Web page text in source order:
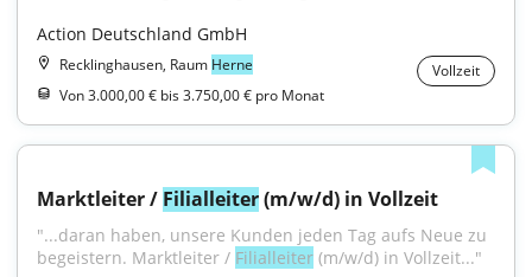
Action Deutschland GmbH
Recklinghausen, Raum Herne
Vollzeit
Von 3.000,00 € bis 3.750,00 € pro Monat
Marktleiter / Filialleiter (m/w/d) in Vollzeit
"...daran haben, unsere Kunden jeden Tag aufs Neue zu
begeistern. Marktleiter / Filialleiter (m/w/d) in Vollzeit..."